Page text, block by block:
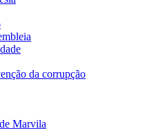
da corrupção
Marvila